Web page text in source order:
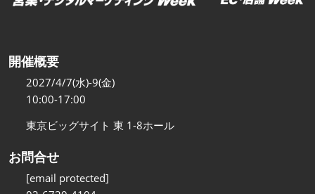
開催概要
2027/4/7(水)-9(金)
10:00-17:00
東京ビッグサイト 東 1-8ホール
お問合せ
[email protected]